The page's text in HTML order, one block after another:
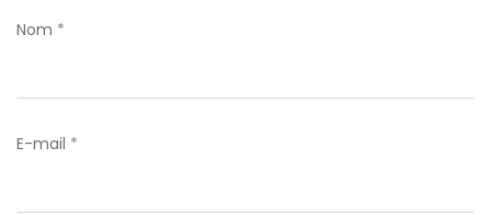
Nom *
E-mail *